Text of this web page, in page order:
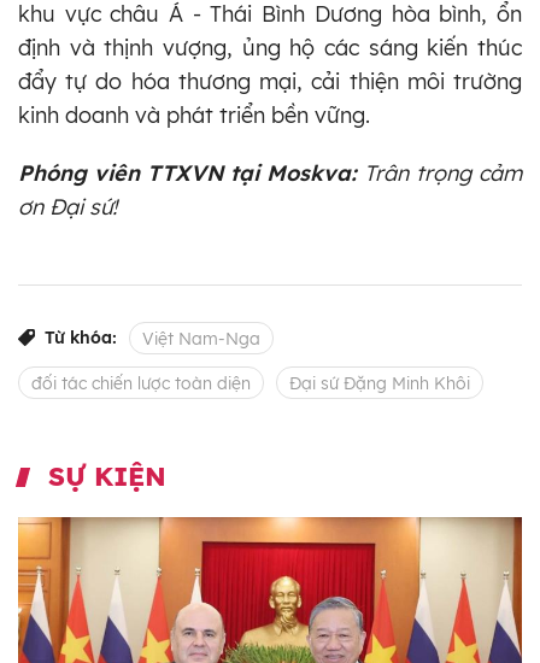
khu vực châu Á - Thái Bình Dương hòa bình, ổn
định và thịnh vượng, ủng hộ các sáng kiến thúc
đẩy tự do hóa thương mại, cải thiện môi trường
kinh doanh và phát triển bền vững.
Phóng viên TTXVN tại Moskva: Trân trọng cảm
ơn Đại sứ!
Từ khóa: Việt Nam-Nga
đối tác chiến lược toàn diện Đại sứ Đặng Minh Khôi
SỰ KIỆN